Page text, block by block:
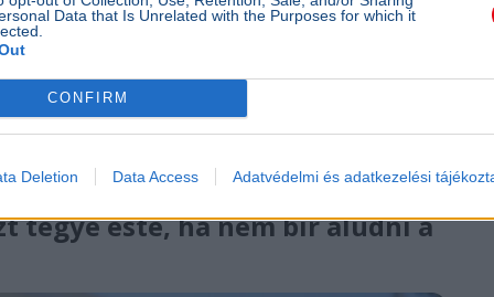
Data that Is Unrelated with the Purposes for which it
CONFIRM
Deletion Data Access Adatvédelmi és adatkezelési
tegye este, ha nem bír aludni a